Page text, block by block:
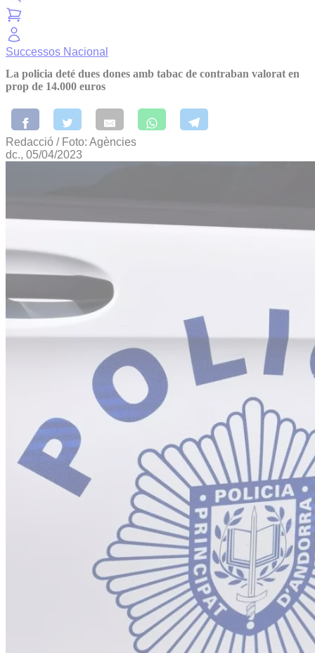
Successos Nacional
La policia deté dues dones amb tabac de contraban valorat en
prop de 14.000 euros
Redacció / Foto: Agències
dc., 05/04/2023